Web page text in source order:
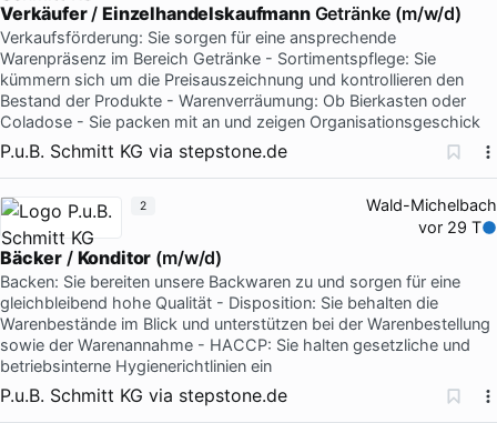
Verkäufer/EinzelhandelskaufmannGetränke (m/w/d)
Verkaufsförderung: Sie sorgen für eine ansprechende
Warenpräsenz im Bereich Getränke - Sortimentspflege: Sie
kümmern sich um die Preisauszeichnung und kontrollieren den
Bestand der Produkte - Warenverräumung: Ob Bierkasten oder
Coladose - Sie packen mit an und zeigen Organisationsgeschick
P.u.B. Schmitt KG via stepstone.de
Wald-Michelbach
vor 29 T
Bäcker / Konditor (m/w/d)
Backen: Sie bereiten unsere Backwaren zu und sorgen für eine
gleichbleibend hohe Qualität - Disposition: Sie behalten die
Warenbestände im Blick und unterstützen bei der Warenbestellung
sowie der Warenannahme - HACCP: Sie halten gesetzliche und
betriebsinterne Hygienerichtlinien ein
P.u.B. Schmitt KG via stepstone.de
2